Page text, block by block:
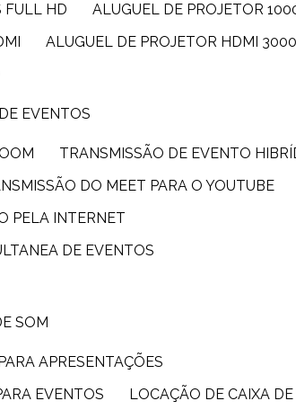
FULL HD
ALUGUEL DE PROJETOR
ALUGUEL DE PROJETOR HDMI
EVENTOS
TRANSMISSÃO DE EVENTO
DO MEET PARA O YOUTUBE
PELA INTERNET
DE EVENTOS
SOM
APRESENTAÇÕES
EVENTOS
LOCAÇÃO DE CAIXA